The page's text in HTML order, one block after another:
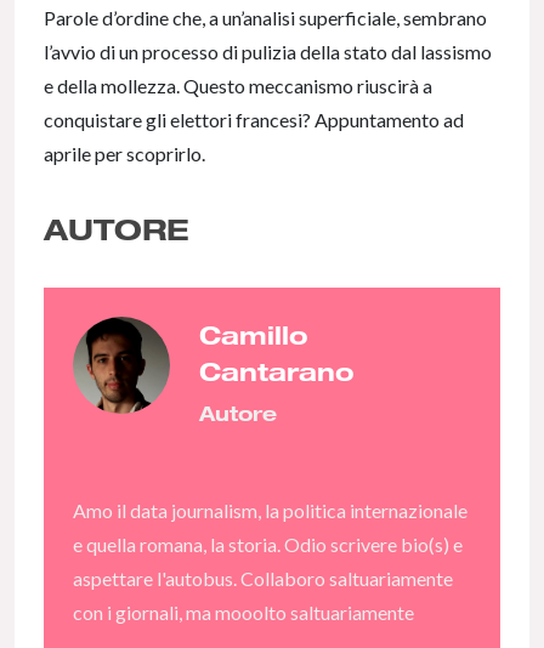
Parole d’ordine che, a un’analisi superficiale, sembrano
l’avvio di un processo di pulizia della stato dal lassismo
e della mollezza. Questo meccanismo riuscirà a
conquistare gli elettori francesi? Appuntamento ad
aprile per scoprirlo.
AUTORE
Camillo
Cantarano
Autore
Amo il data journalism, la politica internazionale
e quella romana, la storia. Odio scrivere bio(s) e
aspettare l'autobus. Collaboro saltuariamente
con i giornali, ma mooolto saltuariamente